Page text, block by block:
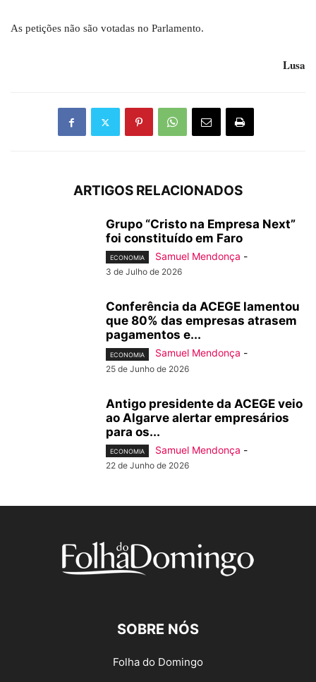
As petições não são votadas no Parlamento.
Lusa
ARTIGOS RELACIONADOS
Grupo “Cristo na Empresa Next”
foi constituído em Faro
ECONOMIA Samuel Mendonça -
3 de Julho de 2026
Conferência da ACEGE lamentou
que 80% das empresas atrasem
pagamentos e...
ECONOMIA Samuel Mendonça -
25 de Junho de 2026
Antigo presidente da ACEGE veio
ao Algarve alertar empresários
para os...
ECONOMIA Samuel Mendonça -
22 de Junho de 2026
SOBRE NÓS
Folha do Domingo